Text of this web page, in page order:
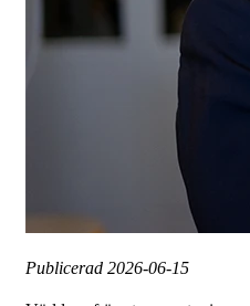
Publicerad 2026-06-15